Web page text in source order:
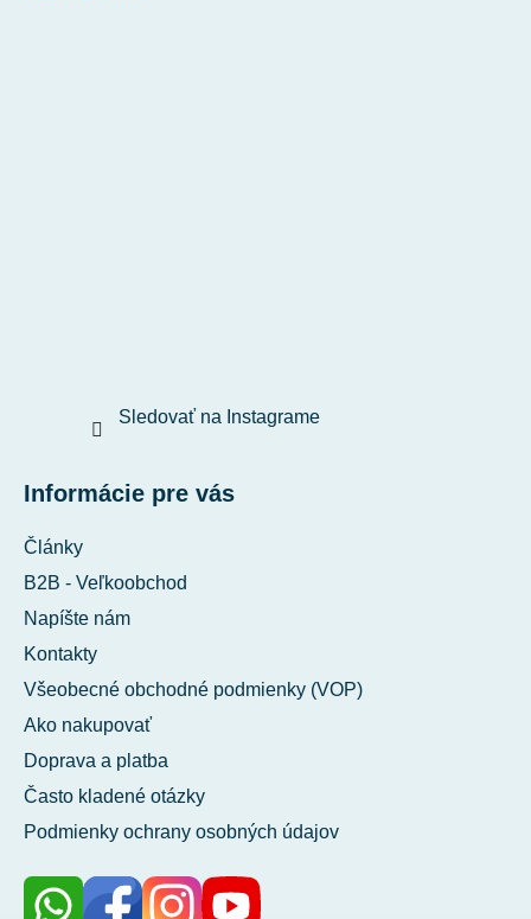
Sledovať na Instagrame
Informácie pre vás
Články
B2B - Veľkoobchod
Napíšte nám
Kontakty
Všeobecné obchodné podmienky (VOP)
Ako nakupovať
Doprava a platba
Často kladené otázky
Podmienky ochrany osobných údajov